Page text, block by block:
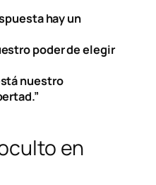
hay un
poder de elegir
nuestro
en